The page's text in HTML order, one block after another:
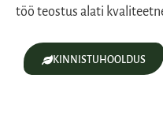
töö teostus alati
KINNISTUHOOLDUS